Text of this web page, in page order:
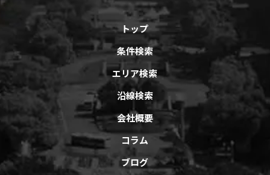
トップ
条件検索
エリア検索
沿線検索
会社概要
コラム
ブログ